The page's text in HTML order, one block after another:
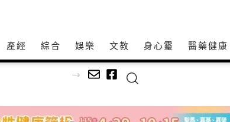
產經 綜合 娛樂 文教 身心𩆜 醫藥健康